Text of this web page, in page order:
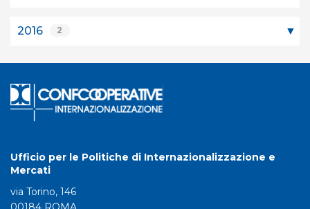
2016 2
Ufficio per le Politiche di Internazionalizzazione e
Mercati
via Torino, 146